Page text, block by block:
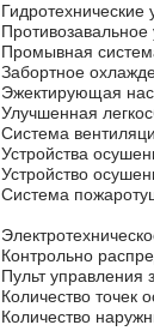
Противозавальное
Промывная
Забортное
Эжектирующая
Улучшенная
Система
Устройства
Устройство
Система
Контрольно
Пульт управления
Количество точек
Количество